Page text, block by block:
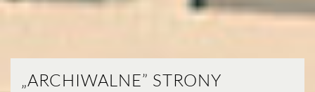
„ARCHIWALNE” STRONY